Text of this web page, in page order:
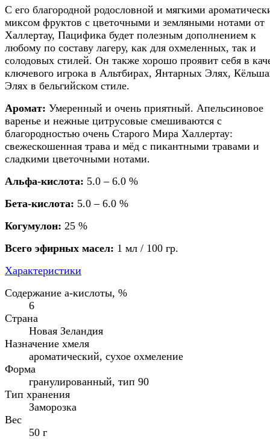
С его благородной родословной и мягкими
миксом фруктов с цветочными и земляными нотами от
Халлертау, Пацифика будет полезным дополнением к
любому по составу лагеру, как для охмеленных, так и
солодовых стилей. Он также хорошо проявит себя в
ключевого игрока в Альтбирах, Янтарных Элях,
Элях в бельгийском стиле.
Аромат: Умеренный и очень приятный. Апельсиновое
варенье и нежные цитрусовые смешиваются с
благородностью очень Старого Мира Халлертау:
свежескошенная трава и мёд с пикантными травами и
сладкими цветочными нотами.
Альфа-кислота: 5.0 – 6.0 %
Бета-кислота: 5.0 – 6.0 %
Когумулон: 25 %
Всего эфирных масел: 1 мл / 100 гр.
Характеристики
Содержание а-кислоты, %
6
Страна
Новая Зеландия
Назначение хмеля
ароматический, сухое охмеление
Форма
гранулированный, тип 90
Тип хранения
Заморозка
Вес
50 г